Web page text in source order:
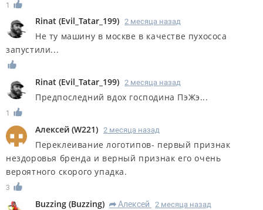
1
Rinat (Evil_Tatar_199) 2 месяца назад
Не ту машину в москве в качестве пухососа
запустили...
Rinat (Evil_Tatar_199) 2 месяца назад
Предпоследний вдох господина ПэЖэ...
1
Алексей (W221) 2 месяца назад
Переклеивание логотипов- первый признак
нездоровья бренда и верный признак его очень
вероятного скорого упадка.
3
Buzzing (Buzzing) R Алексей 2 месяца назад